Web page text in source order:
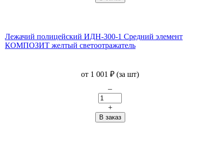
Лежачий полицейский ИДН-300-1 Средний элемент
КОМПОЗИТ желтый светоотражатель
от 1 001 ₽ (за шт)
–
+